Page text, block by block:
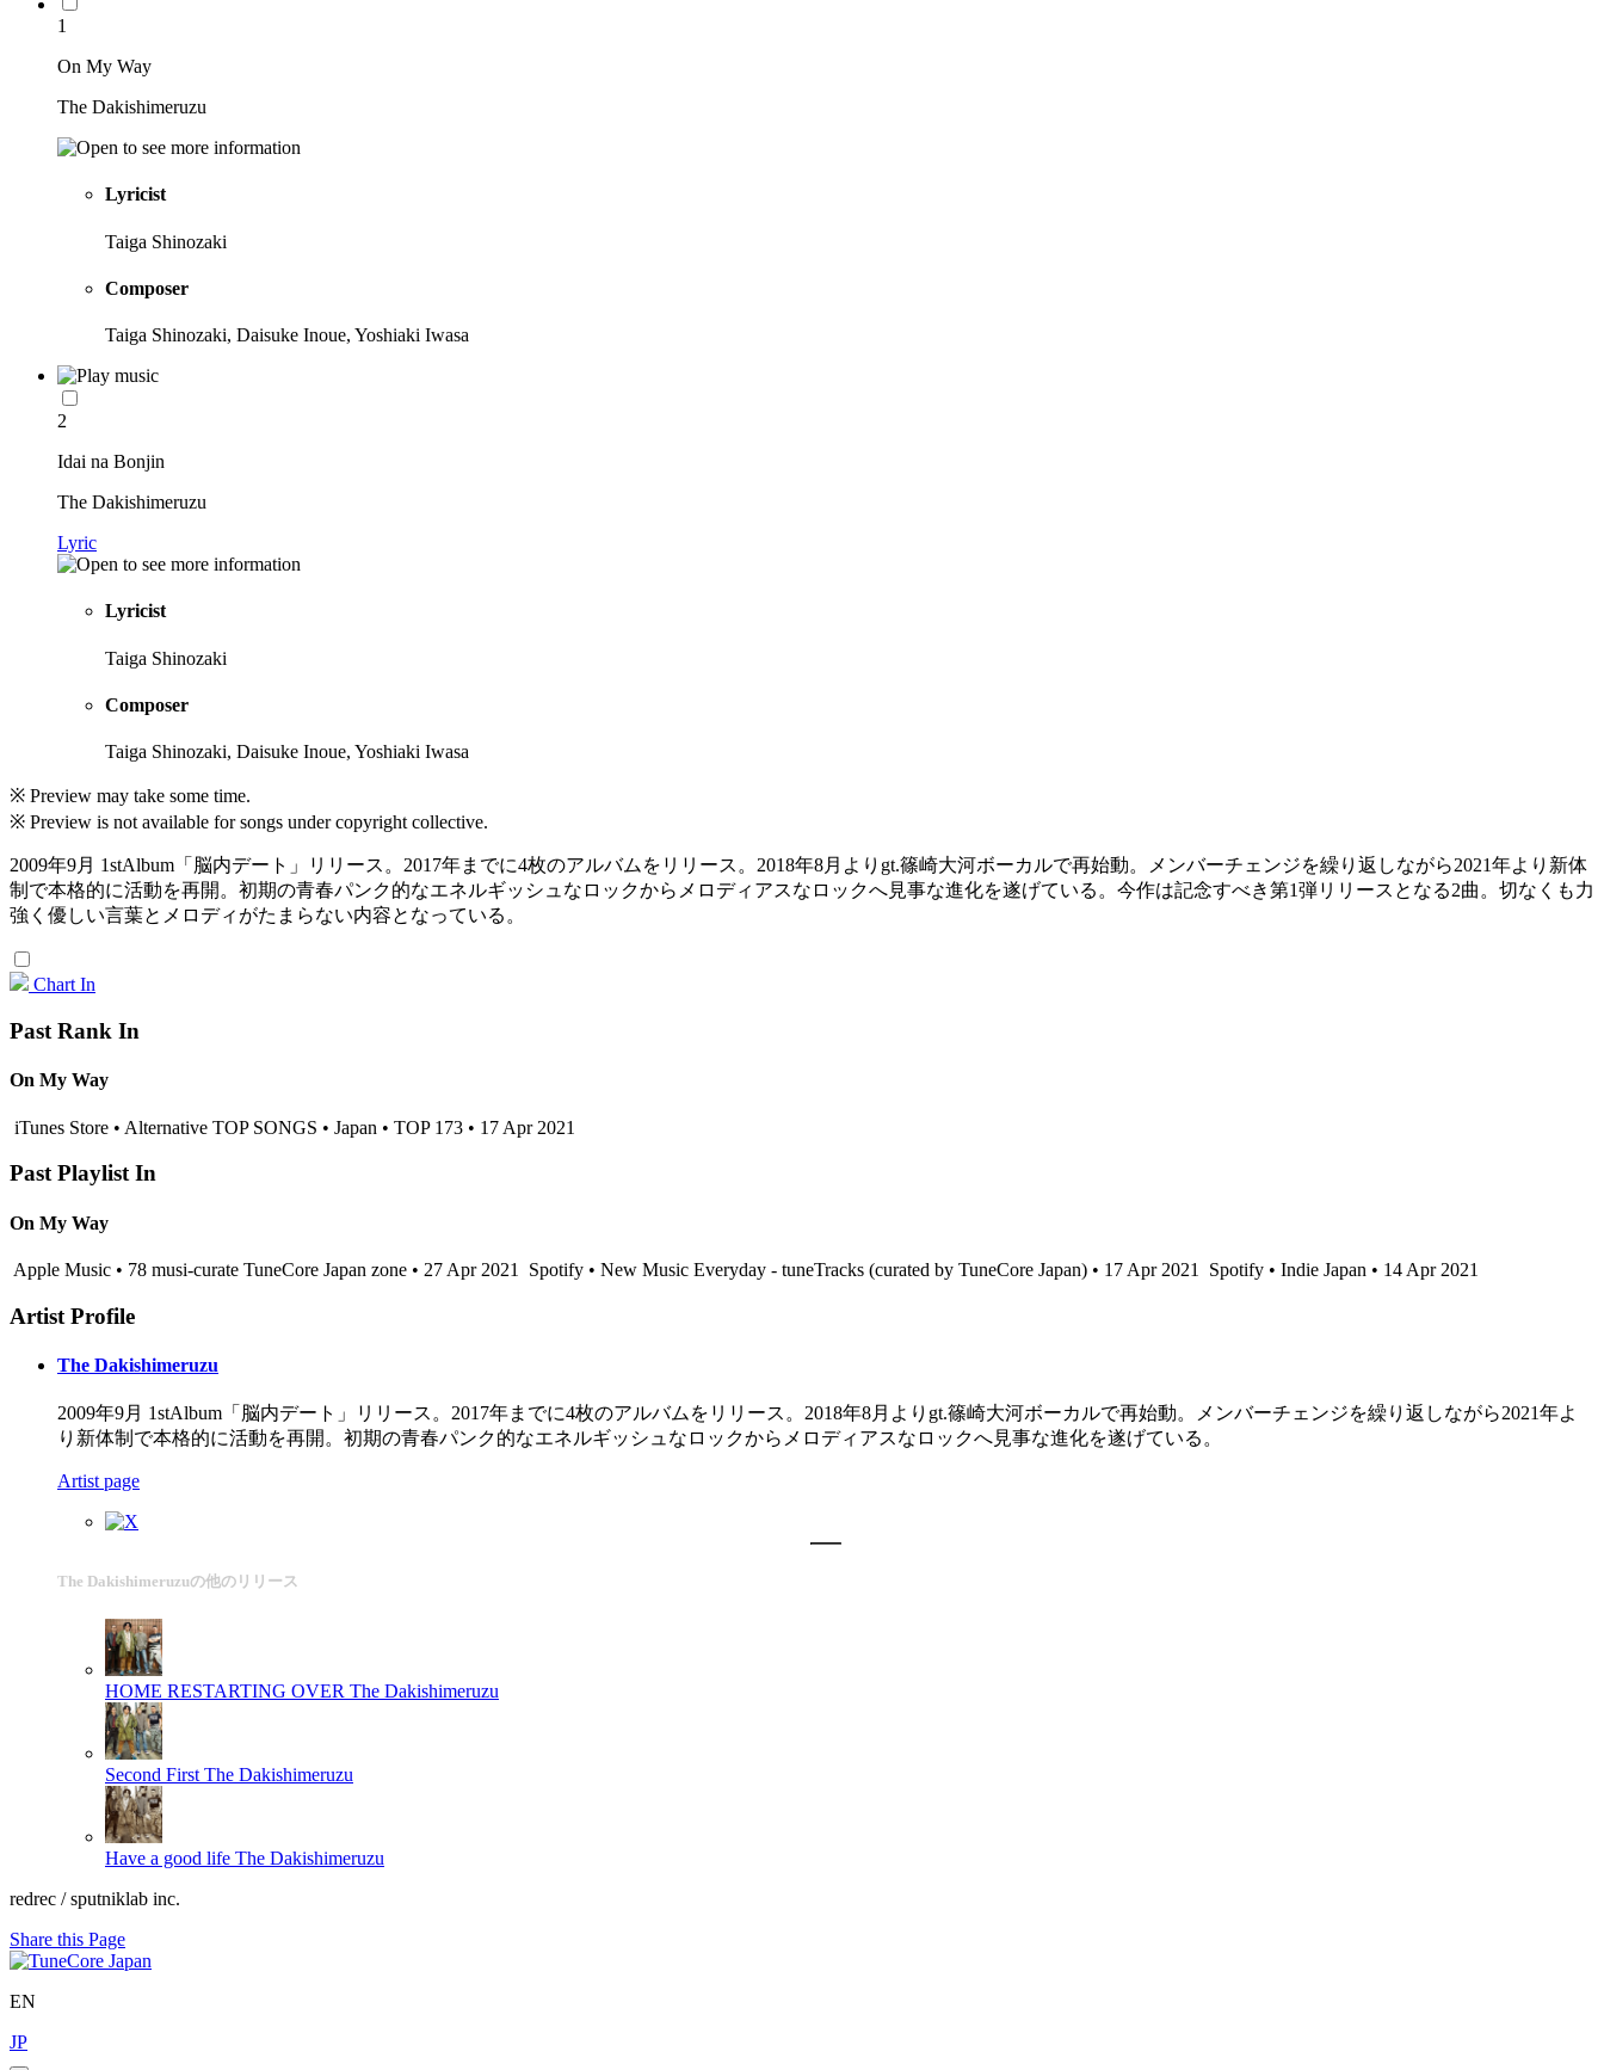
1
On My Way
The Dakishimeruzu
Lyricist
Taiga Shinozaki
Composer
Taiga Shinozaki, Daisuke Inoue, Yoshiaki Iwasa
2
Idai na Bonjin
The Dakishimeruzu
Lyric
Lyricist
Taiga Shinozaki
Composer
Taiga Shinozaki, Daisuke Inoue, Yoshiaki Iwasa
※ Preview may take some time.
※ Preview is not available for songs under copyright collective.
2009年9月 1stAlbum「脳内デート」リリース。2017年までに4枚のアルバムをリリース。2018年8月よりgt.篠崎大河ボーカルで再始動。メンバーチェンジを繰り返しながら2021年より新体
制で本格的に活動を再開。初期の青春パンク的なエネルギッシュなロックからメロディアスなロックへ見事な進化を遂げている。今作は記念すべき第1弾リリースとなる2曲。切なくも力
強く優しい言葉とメロディがたまらない内容となっている。
Chart In
Past Rank In
On My Way
iTunes Store • Alternative TOP SONGS • Japan • TOP 173 • 17 Apr 2021
Past Playlist In
On My Way
Apple Music • 78 musi-curate TuneCore Japan zone • 27 Apr 2021 Spotify • New Music Everyday - tuneTracks (curated by TuneCore Japan) • 17 Apr 2021 Spotify • Indie Japan • 14 Apr 2021
Artist Profile
The Dakishimeruzu
2009年9月 1stAlbum「脳内デート」リリース。2017年までに4枚のアルバムをリリース。2018年8月よりgt.篠崎大河ボーカルで再始動。メンバーチェンジを繰り返しながら2021年よ
り新体制で本格的に活動を再開。初期の青春パンク的なエネルギッシュなロックからメロディアスなロックへ見事な進化を遂げている。
Artist page
The Dakishimeruzuの他のリリース
HOME RESTARTING OVER The Dakishimeruzu
Second First The Dakishimeruzu
Have a good life The Dakishimeruzu
redrec / sputniklab inc.
Share this Page
EN
JP